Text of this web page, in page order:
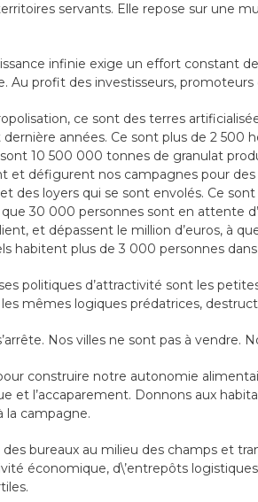
servants. Elle repose sur une
infinie exige un effort constant
Au profit des investisseurs,
ce sont des terres
années. Ce sont plus de 2
10 500 000 tonnes de granulat
et défigurent nos campagnes pour
des loyers qui se sont envolés. Ce
30 000 personnes sont en attente
et dépassent le million d’euros, à
habitent plus de 3 000 personnes
politiques d’attractivité sont les
mêmes logiques prédatrices,
Nos villes ne sont pas à vendre.
construire notre autonomie
et l’accaparement. Donnons aux
la campagne.
bureaux au milieu des champs et
économique, d\’entrepôts